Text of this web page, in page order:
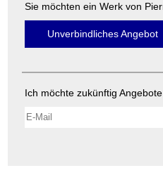
Sie möchten ein Werk von
Unverbindliches Angebot
Ich möchte zukünftig